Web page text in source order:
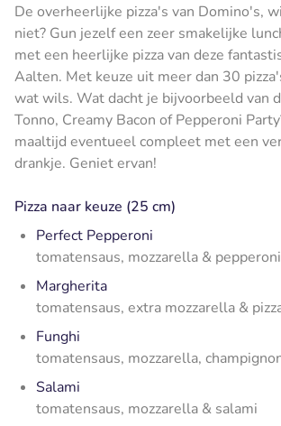
De overheerlijke pizza's van Domino's,
niet? Gun jezelf een zeer smakelijke
met een heerlijke pizza van deze
Aalten. Met keuze uit meer dan 30
wat wils. Wat dacht je bijvoorbeeld van
Tonno, Creamy Bacon of Pepperoni
maaltijd eventueel compleet met een
drankje. Geniet ervan!
Pizza naar keuze (25 cm)
Perfect Pepperoni
tomatensaus, mozzarella & pepperoni
Margherita
tomatensaus, extra mozzarella &
Funghi
tomatensaus, mozzarella,
Salami
tomatensaus, mozzarella & salami